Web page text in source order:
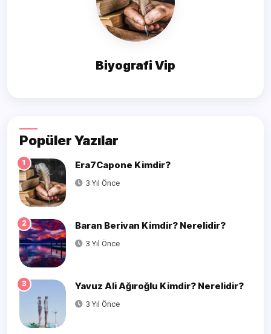
Biyografi Vip
Popüler Yazılar
1 Era7Capone Kimdir?
3 Yıl Önce
2 Baran Berivan Kimdir? Nerelidir?
3 Yıl Önce
3 Yavuz Ali Ağıroğlu Kimdir? Nerelidir?
3 Yıl Önce